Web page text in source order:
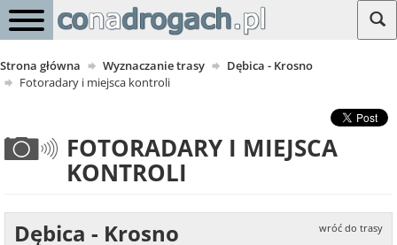
Strona główna Wyznaczanie trasy
Dębica - Krosno
Fotoradary i miejsca kontroli
FOTORADARY I MIEJSCA
KONTROLI
Dębica - Krosno wróć do trasy